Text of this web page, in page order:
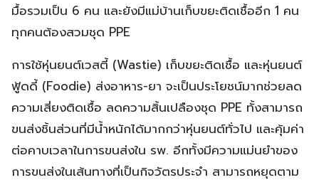
มื้อรวมเป็น 6 คน และยังมีแม่บ้านเก็บขยะติดเชื้ออีก 1 คน
ทุกคนต้องสวมชุด PPE
การใช้หุ่นยนต์เวสตี้ (Wastie) เก็บขยะติดเชื้อ และหุ่นยนต์
ฟู้ดดี้ (Foodie) ส่งอาหาร-ยา จะเป็นประโยชน์มากช่วยลด
ความเสี่ยงติดเชื้อ ลดความสิ้นเปลืองชุด PPE ทั้งสามารถ
ขนส่งชิ้นส่วนที่มีน้ำหนักได้มากกว่าหุ่นยนต์ทั่วไป และคุ้มค่า
ต่อคาบเวลาในการขนส่งใน รพ. อีกทั้งมีความแม่นยำของ
การขนส่งในเส้นทางที่เป็นกิจวัตรประจำ สามารถหยุดตาม